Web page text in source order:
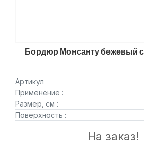
Бордюр Монсанту бежевый
Артикул
Применение :
Размер, см :
Поверхность :
На заказ!